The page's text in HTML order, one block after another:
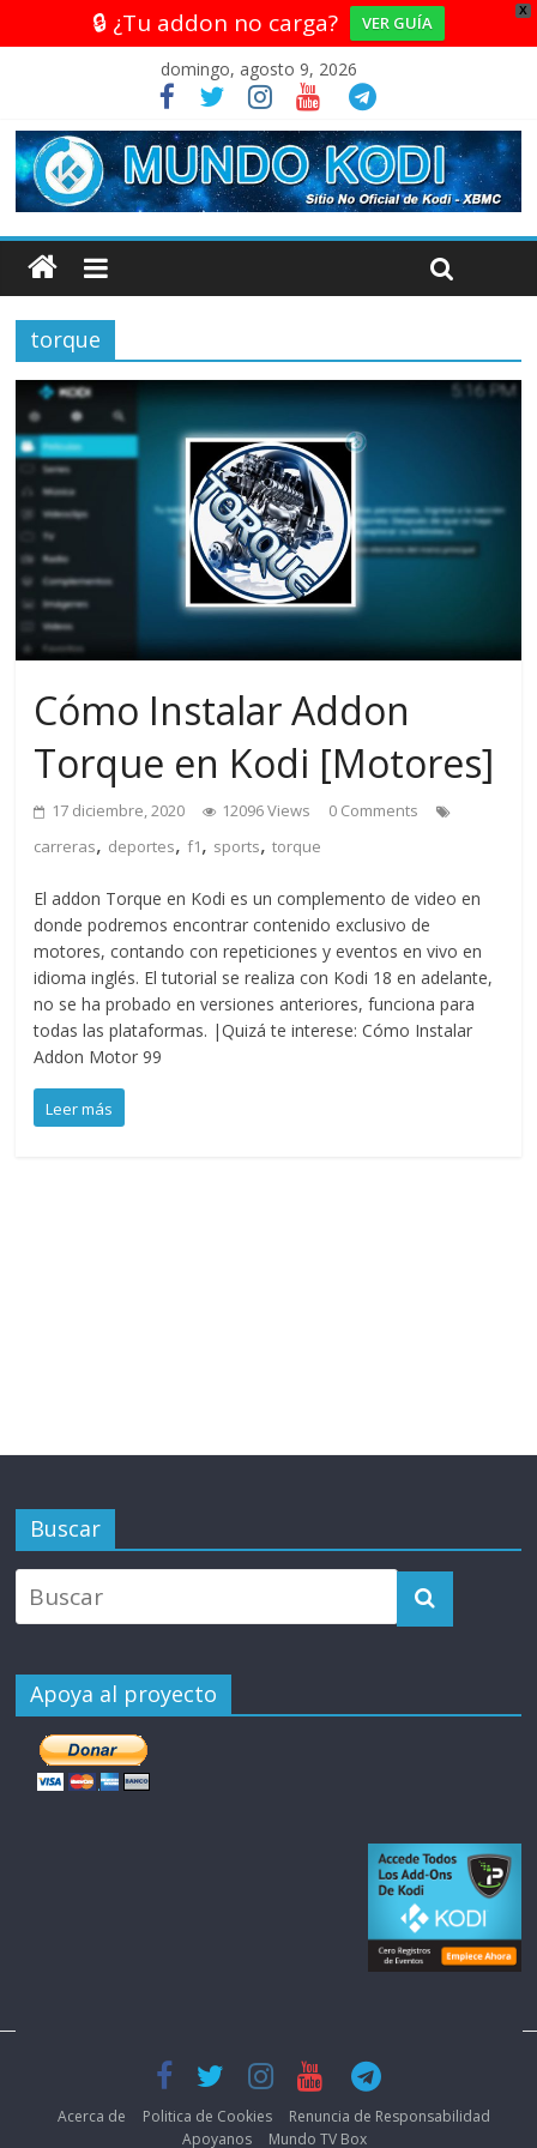
X
🔒 ¿Tu addon no carga? VER GUÍA
domingo, agosto 9, 2026
torque
Cómo Instalar Addon
Torque en Kodi [Motores]
17 diciembre, 2020 12096 Views
0 Comments
carreras, deportes,f1, sports,torque
El addon Torque en Kodi es un complemento de video en
donde podremos encontrar contenido exclusivo de
motores, contando con repeticiones y eventos en vivo en
idioma inglés. El tutorial se realiza con Kodi 18 en adelante,
no se ha probado en versiones anteriores, funciona para
todas las plataformas. |Quizá te interese: Cómo Instalar
Addon Motor 99
Leer más
Buscar
Apoya al proyecto
Acerca de Politica de Cookies
Renuncia de Responsabilidad
Apoyanos
Mundo TV Box